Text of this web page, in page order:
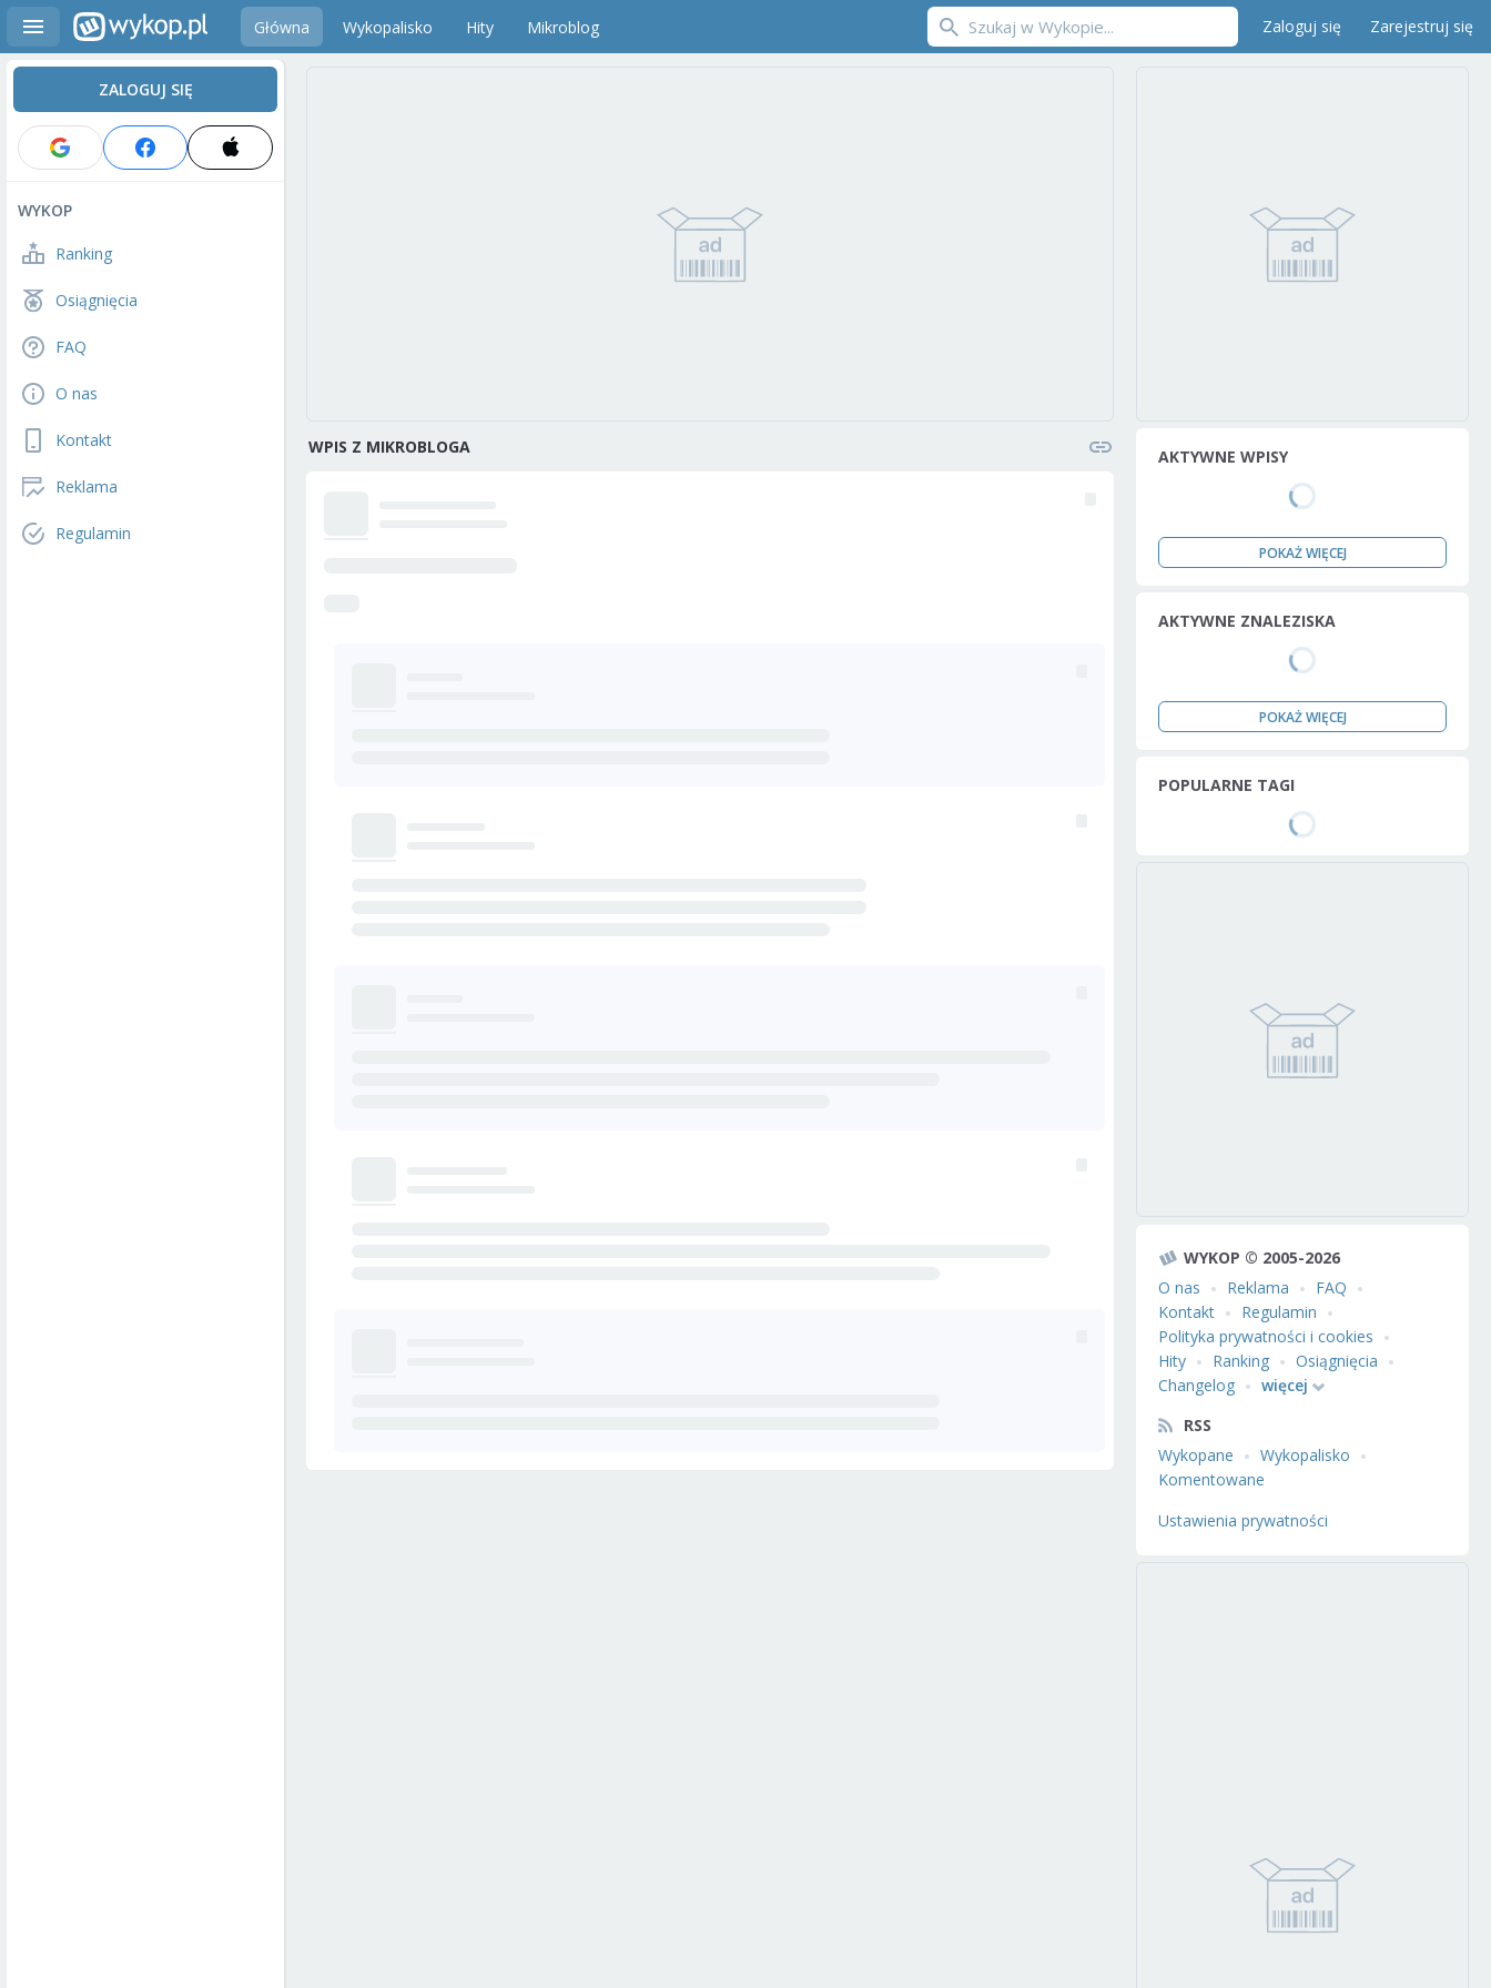
Główna Wykopalisko Hity Mikroblog Zaloguj się Zarejestruj się
ZALOGUJ SIĘ
WYKOP
Ranking
Osiągnięcia
FAQ
O nas
Kontakt
Reklama
Regulamin
WPIS Z MIKROBLOGA AKTYWNE WPISY
POKAŻ WIĘCEJ
AKTYWNE ZNALEZISKA
POKAŻ WIĘCEJ
POPULARNE TAGI
WYKOP © 2005-2026
O nas
Reklama
FAQ
Kontakt
Regulamin
Polityka prywatności i cookies
Hity
Ranking
Osiągnięcia
Changelog
więcej
RSS
Wykopane
Wykopalisko
Komentowane
Ustawienia prywatności